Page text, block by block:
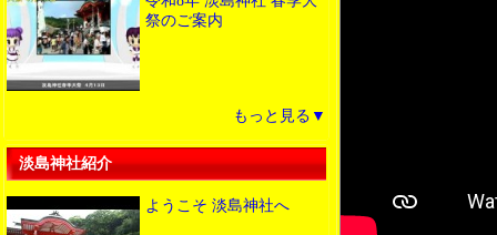
祭のご案内
もっと見る▼
淡島神社紹介
ようこそ 淡島神社へ